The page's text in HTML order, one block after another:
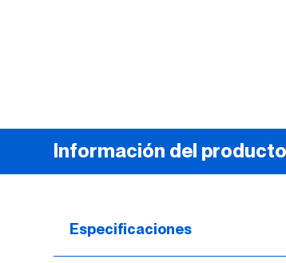
Información del producto
Especificaciones